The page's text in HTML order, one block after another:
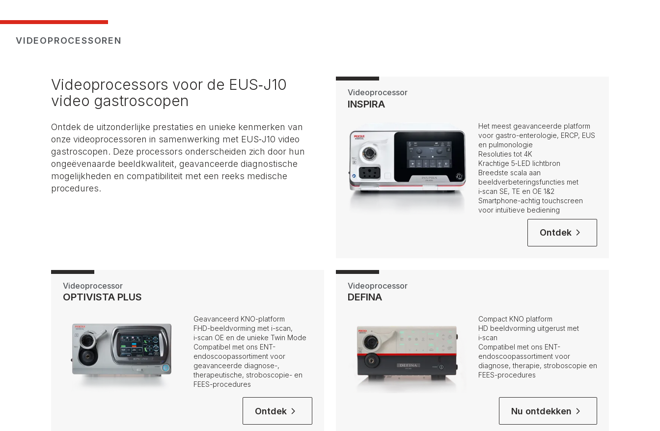
VIDEOPROCESSOREN
Videoprocessors voor de EUS‑J10
video gastroscopen
Ontdek de uitzonderlijke prestaties en unieke kenmerken van
onze videoprocessoren in samenwerking met EUS‑J10 video
gastroscopen. Deze processors onderscheiden zich door hun
ongeëvenaarde beeldkwaliteit, geavanceerde diagnostische
mogelijkheden en compatibiliteit met een reeks medische
procedures.
Videoprocessor
INSPIRA
Het meest geavanceerde platform
voor gastro-enterologie, ERCP, EUS
en pulmonologie
Resoluties tot 4K
Krachtige 5‑LED lichtbron
Breedste scala aan
beeldverbeteringsfuncties met
i‑scan SE, TE en OE 1&2
Smartphone-achtig touchscreen
voor intuïtieve bediening
Ontdek
Videoprocessor
OPTIVISTA PLUS
Geavanceerd KNO-platform
FHD-beeldvorming met i-scan,
i‑scan OE en de unieke Twin Mode
Compatibel met ons ENT-
endoscoopassortiment voor
geavanceerde diagnose-,
therapeutische, stroboscopie- en
FEES-procedures
Ontdek
Videoprocessor
DEFINA
Compact KNO platform
HD beeldvorming uitgerust met
i‑scan
Compatibel met ons ENT-
endoscoopassortiment voor
diagnose, therapie, stroboscopie en
FEES-procedures
Nu ontdekken